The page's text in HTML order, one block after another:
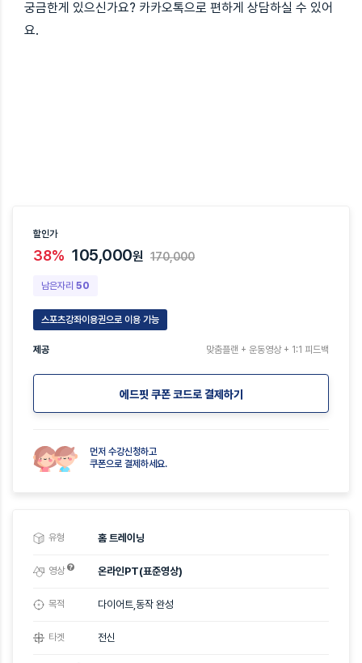
할인가
38% 105,000원 170,000
남은자리 50
스포츠강좌이용권으로 이용 가능
제공 맞춤플랜 + 운동영상 + 1:1 피드백
에드핏 쿠폰 코드로 결제하기
먼저 수강신청하고
쿠폰으로 결제하세요.
유형 홈 트레이닝
영상 온라인PT(표준영상)
목적 다이어트,동작 완성
타겟 전신
궁금한게 있으신가요? 카카오톡으로 편하게 상담하실 수 있어
요.